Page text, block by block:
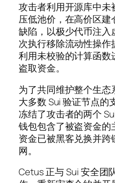
攻击者利用开源库中未
压低池价，在高价区建
缺陷，以极少代币注入
次执行移除流动性操作
利用未校验的计算函数
盗取资金。
为了共同维护整个生
大多数 Sui 验证节点的
冻结了攻击者的两个
钱包包含了被盗资金的
资金已被黑客兑换并跨
网。
Cetus 正与 Sui 安全团